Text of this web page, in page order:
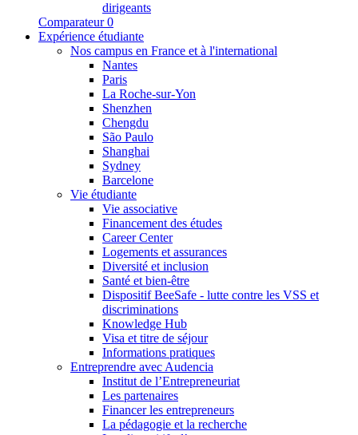
dirigeants
Comparateur 0
Expérience étudiante
Nos campus en France et à l'international
Nantes
Paris
La Roche-sur-Yon
Shenzhen
Chengdu
São Paulo
Shanghai
Sydney
Barcelone
Vie étudiante
Vie associative
Financement des études
Career Center
Logements et assurances
Diversité et inclusion
Santé et bien-être
Dispositif BeeSafe - lutte contre les VSS et
discriminations
Knowledge Hub
Visa et titre de séjour
Informations pratiques
Entreprendre avec Audencia
Institut de l’Entrepreneuriat
Les partenaires
Financer les entrepreneurs
La pédagogie et la recherche